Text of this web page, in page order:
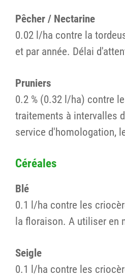
Pêcher / Nectarine
0.02 l/ha contre la
et par année. Délai
Pruniers
0.2 % (0.32 l/ha) contre
traitements à intervalles
service d'homologation,
Céréales
Blé
0.1 l/ha contre les
la floraison. A utiliser en
Seigle
0.1 l/ha contre les